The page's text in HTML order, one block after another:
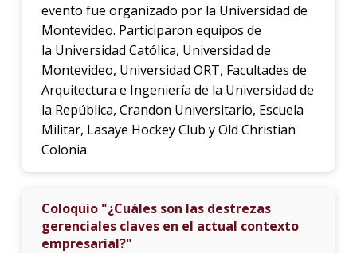
evento fue organizado por la Universidad de
Montevideo. Participaron equipos de
la Universidad Católica, Universidad de
Montevideo, Universidad ORT, Facultades de
Arquitectura e Ingeniería de la Universidad de
la República, Crandon Universitario, Escuela
Militar, Lasaye Hockey Club y Old Christian
Colonia.
Coloquio "¿Cuáles son las destrezas
gerenciales claves en el actual contexto
empresarial?"